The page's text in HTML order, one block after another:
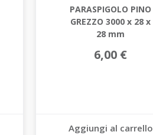
PARASPIGOLO PINO
GREZZO 3000 x 28 x
28 mm
6,00 €
Aggiungi al carrello